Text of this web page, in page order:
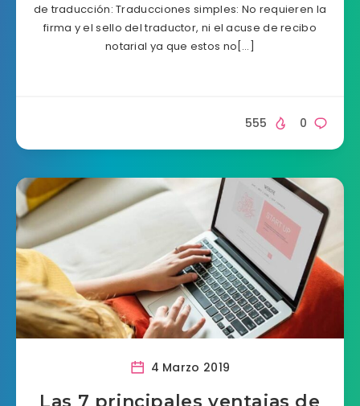
de traducción: Traducciones simples: No requieren la
firma y el sello del traductor, ni el acuse de recibo
notarial ya que estos no[…]
0
555
4 Marzo 2019